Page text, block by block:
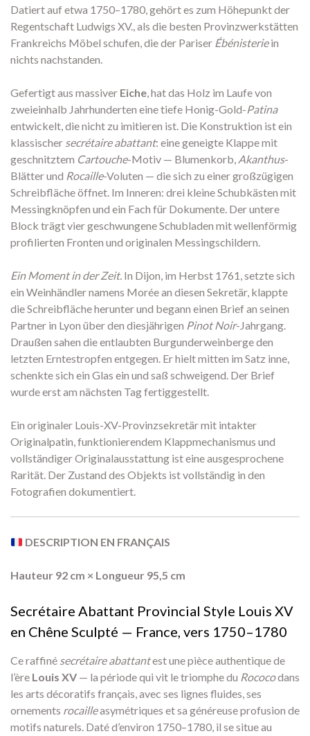
Datiert auf etwa 1750–1780, gehört es zum Höhepunkt der
Regentschaft Ludwigs XV., als die besten Provinzwerkstätten
Frankreichs Möbel schufen, die der Pariser Ébénisteriein
nichts nachstanden.
Gefertigt aus massiver Eiche, hat das Holz im Laufe von
zweieinhalb Jahrhunderten eine tiefe Honig-Gold-Patina
entwickelt, die nicht zu imitieren ist. Die Konstruktion ist ein
klassischer secrétaire abattant: eine geneigte Klappe mit
geschnitztem Cartouche-Motiv — Blumenkorb, Akanthus-
Blätter und Rocaille-Voluten — die sich zu einer großzügigen
Schreibfläche öffnet. Im Inneren: drei kleine Schubkästen mit
Messingknöpfen und ein Fach für Dokumente. Der untere
Block trägt vier geschwungene Schubladen mit wellenförmig
profilierten Fronten und originalen Messingschildern.
Ein Moment in der Zeit. In Dijon, im Herbst 1761, setzte sich
ein Weinhändler namens Morée an diesen Sekretär, klappte
die Schreibfläche herunter und begann einen Brief an seinen
Partner in Lyon über den diesjährigen Pinot Noir-Jahrgang.
Draußen sahen die entlaubten Burgunderweinberge den
letzten Erntestropfen entgegen. Er hielt mitten im Satz inne,
schenkte sich ein Glas ein und saß schweigend. Der Brief
wurde erst am nächsten Tag fertiggestellt.
Ein originaler Louis-XV-Provinzsekretär mit intakter
Originalpatin, funktionierendem Klappmechanismus und
vollständiger Originalausstattung ist eine ausgesprochene
Rarität. Der Zustand des Objekts ist vollständig in den
Fotografien dokumentiert.
DESCRIPTION EN FRANÇAIS
Hauteur 92 cm × Longueur 95,5 cm
Secrétaire Abattant Provincial Style Louis XV
en Chêne Sculpté — France, vers 1750–1780
Ce raffiné secrétaire abattantest une pièce authentique de
l’ère Louis XV — la période qui vit le triomphe du Rococodans
les arts décoratifs français, avec ses lignes fluides, ses
ornements rocailleasymétriques et sa généreuse profusion de
motifs naturels. Daté d’environ 1750–1780, il se situe au